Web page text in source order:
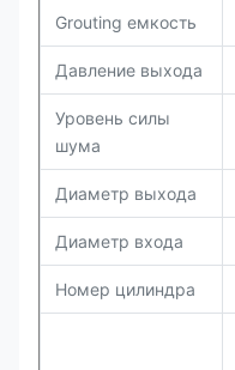
Grouting емкость
Давление выхода
Уровень силы
шума
Диаметр выхода
Диаметр входа
Номер цилиндра